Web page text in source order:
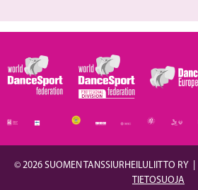
© 2026 SUOMEN TANSSIURHEILULIITTO RY
TIETOSUOJA